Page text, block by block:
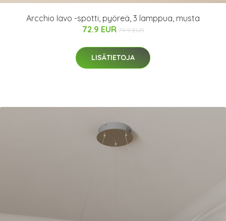
Arcchio Iavo -spotti, pyöreä, 3 lamppua, musta
72.9 EUR 79.9 EUR
LISÄTIETOJA